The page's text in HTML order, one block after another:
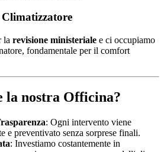
la revisione ministeriale e ci occupiamo
fondamentale per il comfort
la nostra Officina?
: Ogni intervento viene
e preventivato senza sorprese finali.
: Investiamo costantemente in